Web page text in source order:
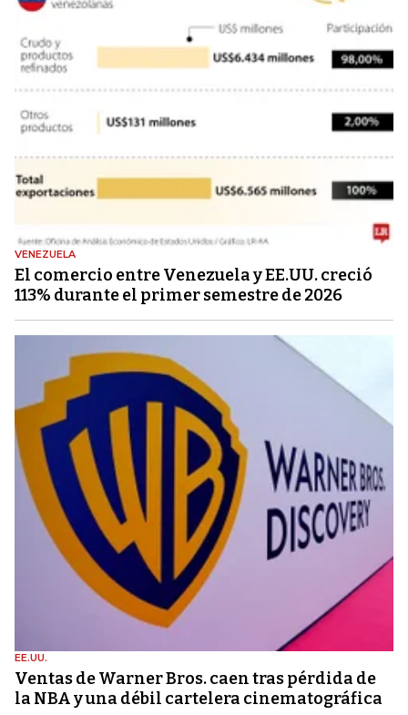
VENEZUELA
El comercio entre Venezuela y EE.UU. creció
113% durante el primer semestre de 2026
EE.UU.
Ventas de Warner Bros. caen tras pérdida de
la NBA y una débil cartelera cinematográfica